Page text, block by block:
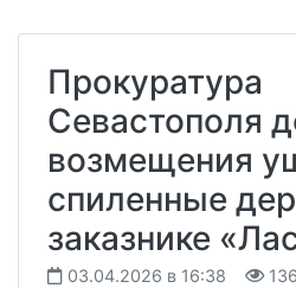
Прокуратура
Севастополя
возмещения
спиленные
заказнике
03.04.2026 в 16:38 136